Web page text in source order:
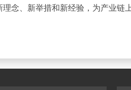
念、新举措和新经验，为产业链